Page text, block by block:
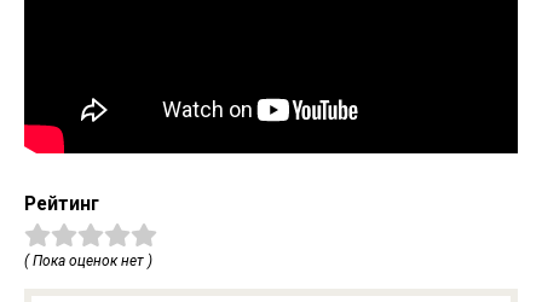
Рейтинг
( Пока оценок нет )